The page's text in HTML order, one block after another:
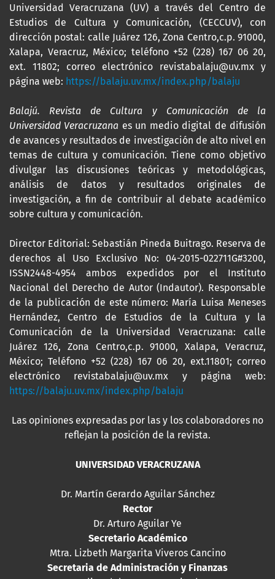
Universidad Veracruzana (UV) a través del Centro de
Estudios de Cultura y Comunicación, (CECCUV), con
dirección postal: calle Juárez 126, Zona Centro,c.p. 91000,
Xalapa, Veracruz, México; teléfono +52 (228) 167 06 20,
ext. 11802; correo electrónico revistabalaju@uv.mx y
página web: https://balaju.uv.mx/index.php/balaju
Balajú. Revista de Cultura y Comunicación de la
Universidad Veracruzana es un medio digital de difusión
de avances y resultados de investigación de alto nivel en
temas de cultura y comunicación. Tiene como objetivo
divulgar las discusiones teóricas y metodológicas,
análisis de datos y resultados originales de
investigación, a fin de contribuir al debate académico
sobre cultura y comunicación.
Director Editorial: Sebastián Pineda Buitrago. Reserva de
derechos al Uso Exclusivo No: 04-2015-022711G#3200,
ISSN2448-4954 ambos expedidos por el Instituto
Nacional del Derecho de Autor (Indautor). Responsable
de la publicación de este número: María Luisa Meneses
Hernández, Centro de Estudios de la Cultura y la
Comunicación de la Universidad Veracruzana: calle
Juárez 126, Zona Centro,c.p. 91000, Xalapa, Veracruz,
México; Teléfono +52 (228) 167 06 20, ext.11801; correo
electrónico revistabalaju@uv.mx y página web:
https://balaju.uv.mx/index.php/balaju
Las opiniones expresadas por las y los colaboradores no
reflejan la posición de la revista.
UNIVERSIDAD VERACRUZANA
Dr. Martín Gerardo Aguilar Sánchez
Rector
Dr. Arturo Aguilar Ye
Secretario Académico
Mtra. Lizbeth Margarita Viveros Cancino
Secretaria de Administración y Finanzas